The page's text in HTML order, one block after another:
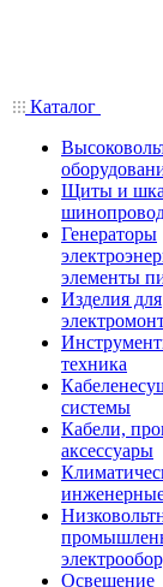
Каталог
Щиты и
Генераторы
элементы
Изделия для
техника
системы
Кабели,
аксессуары
Освещение